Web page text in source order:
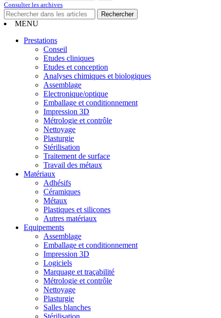
Consulter les archives
MENU
Prestations
Conseil
Etudes cliniques
Etudes et conception
Analyses chimiques et biologiques
Assemblage
Electronique/optique
Emballage et conditionnement
Impression 3D
Métrologie et contrôle
Nettoyage
Plasturgie
Stérilisation
Traitement de surface
Travail des métaux
Matériaux
Adhésifs
Céramiques
Métaux
Plastiques et silicones
Autres matériaux
Equipements
Assemblage
Emballage et conditionnement
Impression 3D
Logiciels
Marquage et traçabilité
Métrologie et contrôle
Nettoyage
Plasturgie
Salles blanches
Stérilisation